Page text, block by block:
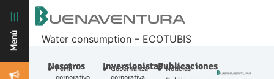
Water consumption – ECOTUBIS
Nosotros
Perfil
Inversionistas
Gobernanza
Publicaciones
Noticias